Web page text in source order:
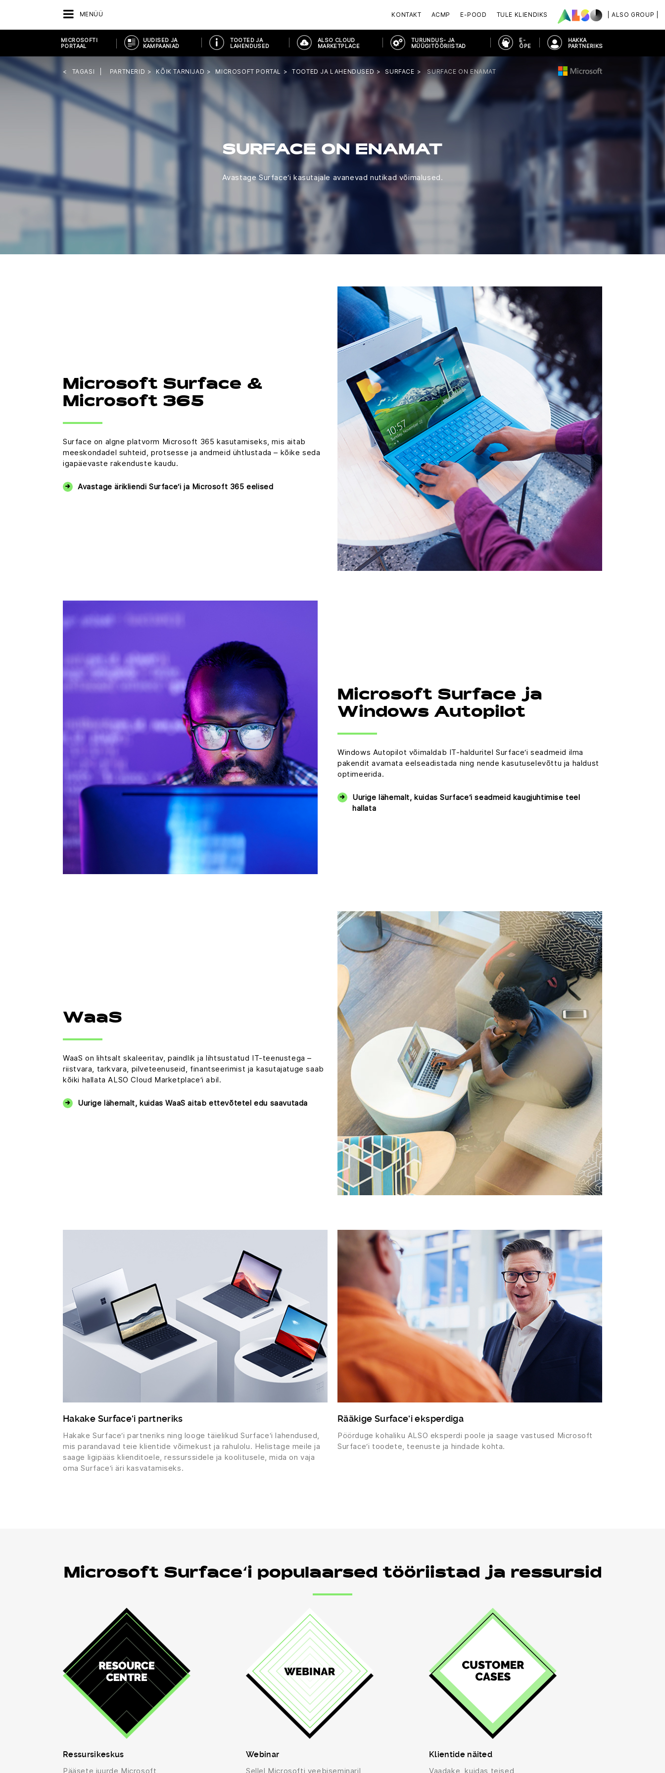
MENÜÜ | ALSO GROUP |
KONTAKT ACMP E-POOD TULE KLIENDIKS
MICROSOFTI
PORTAAL
UUDISED JA
KAMPAANIAD
TOOTED JA
LAHENDUSED
ALSO CLOUD
MARKETPLACE
TURUNDUS- JA
MÜÜGITÖÖRIISTAD
E-
ÕPE
HAKKA
PARTNERIKS
TAGASI PARTNERID KÕIK TARNIJAD MICROSOFT PORTAL TOOTED JA LAHENDUSED SURFACE SURFACE ON ENAMAT
SURFACE ON ENAMAT
Avastage Surface‘i kasutajale avanevad nutikad võimalused.
Microsoft Surface &
Microsoft 365
Surface on algne platvorm Microsoft 365 kasutamiseks, mis aitab
meeskondadel suhteid, protsesse ja andmeid ühtlustada – kõike seda
igapäevaste rakenduste kaudu.
Avastage ärikliendi Surface‘i ja Microsoft 365 eelised
Microsoft Surface ja
Windows Autopilot
Windows Autopilot võimaldab IT-halduritel Surface‘i seadmeid ilma
pakendit avamata eelseadistada ning nende kasutuselevõttu ja haldust
optimeerida.
Uurige lähemalt, kuidas Surface‘i seadmeid kaugjuhtimise teel
hallata
WaaS
WaaS on lihtsalt skaleeritav, paindlik ja lihtsustatud IT-teenustega –
riistvara, tarkvara, pilveteenuseid, finantseerimist ja kasutajatuge saab
kõiki hallata ALSO Cloud Marketplace‘i abil.
Uurige lähemalt, kuidas WaaS aitab ettevõtetel edu saavutada
Hakake Surface‘i partneriks
Hakake Surface‘i partneriks ning looge täielikud Surface‘i lahendused,
mis parandavad teie klientide võimekust ja rahulolu. Helistage meile ja
saage ligipääs klienditoele, ressurssidele ja koolitusele, mida on vaja
oma Surface‘i äri kasvatamiseks.
Rääkige Surface‘i eksperdiga
Pöörduge kohaliku ALSO eksperdi poole ja saage vastused Microsoft
Surface‘i toodete, teenuste ja hindade kohta.
Microsoft Surface‘i populaarsed tööriistad ja ressursid
Ressursikeskus
Pääsete juurde Microsoft
Webinar
Sellel Microsofti veebiseminaril
Klientide näited
Vaadake, kuidas teised